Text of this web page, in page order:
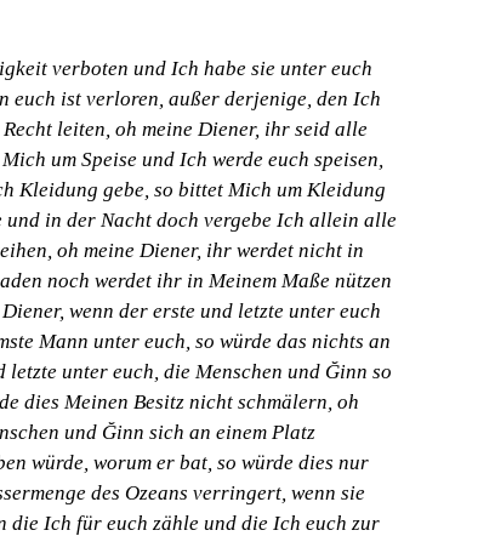
verboten und Ich habe sie unter euch
euch ist verloren, außer derjenige, den Ich
leiten, oh meine Diener, ihr seid alle
um Speise und Ich werde euch speisen,
Kleidung gebe, so bittet Mich um Kleidung
und in der Nacht doch vergebe Ich allein alle
oh meine Diener, ihr werdet nicht in
noch werdet ihr in Meinem Maße nützen
wenn der erste und letzte unter euch
Mann unter euch, so würde das nichts an
letzte unter euch, die Menschen und Ğinn so
dies Meinen Besitz nicht schmälern, oh
und Ğinn sich an einem Platz
würde, worum er bat, so würde dies nur
des Ozeans verringert, wenn sie
die Ich für euch zähle und die Ich euch zur